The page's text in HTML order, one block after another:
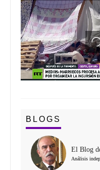
BLOGS
El Blog
Análisis